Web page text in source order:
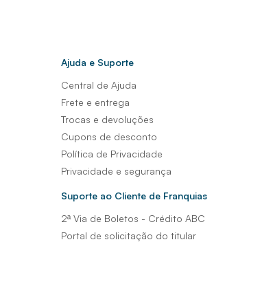
Ajuda e Suporte
Central de Ajuda
Frete e entrega
Trocas e devoluções
Cupons de desconto
Política de Privacidade
Privacidade e segurança
Suporte ao Cliente de Franquias
2ª Via de Boletos - Crédito ABC
Portal de solicitação do titular